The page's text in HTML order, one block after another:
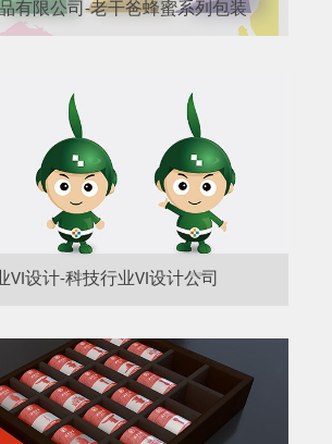
有限公司-老干爸蜂蜜系列包装
VI设计-科技行业VI设计公司